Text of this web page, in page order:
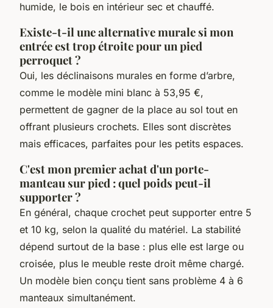
humide, le bois en intérieur sec et chauffé.
Existe-t-il une alternative murale si mon
entrée est trop étroite pour un pied
perroquet ?
Oui, les déclinaisons murales en forme d’arbre,
comme le modèle mini blanc à 53,95 €,
permettent de gagner de la place au sol tout en
offrant plusieurs crochets. Elles sont discrètes
mais efficaces, parfaites pour les petits espaces.
C'est mon premier achat d'un porte-
manteau sur pied : quel poids peut-il
supporter ?
En général, chaque crochet peut supporter entre 5
et 10 kg, selon la qualité du matériel. La stabilité
dépend surtout de la base : plus elle est large ou
croisée, plus le meuble reste droit même chargé.
Un modèle bien conçu tient sans problème 4 à 6
manteaux simultanément.